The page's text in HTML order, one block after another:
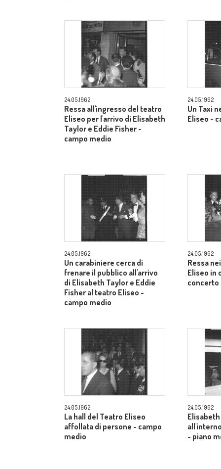
24.05.1962
Ressa all'ingresso del teatro
Eliseo per l'arrivo di Elisabeth
Taylor e Eddie Fisher -
campo medio
24.05.1962
Un Taxi
Eliseo -
24.05.1962
Un carabiniere cerca di
frenare il pubblico all'arrivo
di Elisabeth Taylor e Eddie
Fisher al teatro Eliseo -
campo medio
24.05.1962
Ressa
Eliseo in
concerto
24.05.1962
La hall del Teatro Eliseo
affollata di persone - campo
medio
24.05.1962
- piano